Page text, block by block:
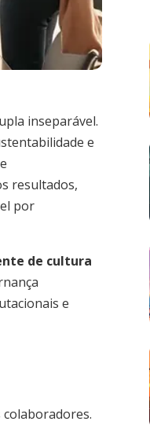
inseparável.
e
resultados,
por
de cultura
e